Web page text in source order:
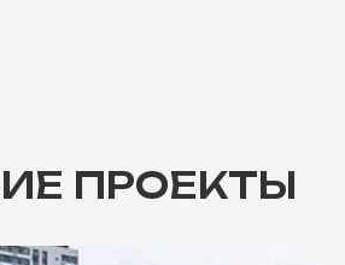
ПРОЕКТЫ